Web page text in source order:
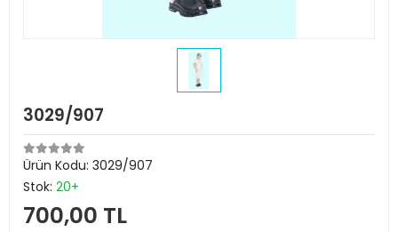
3029/907
Ürün Kodu: 3029/907
Stok: 20+
700,00 TL